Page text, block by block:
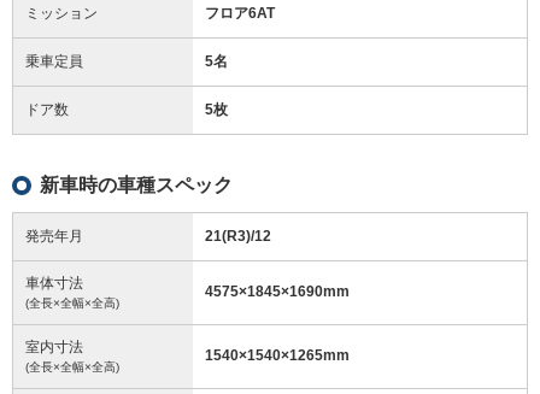
ミッション フロア6AT
乗車定員 5名
ドア数 5枚
新車時の車種スペック
発売年月 21(R3)/12
車体寸法
(全長×全幅×全高)
4575×1845×1690mm
室内寸法
(全長×全幅×全高)
1540×1540×1265mm